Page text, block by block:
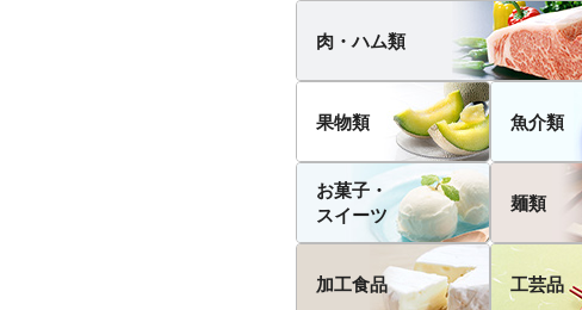
肉・ハム類
果物類 魚介類
お菓子・
スイーツ
麺類
加工食品 工芸品